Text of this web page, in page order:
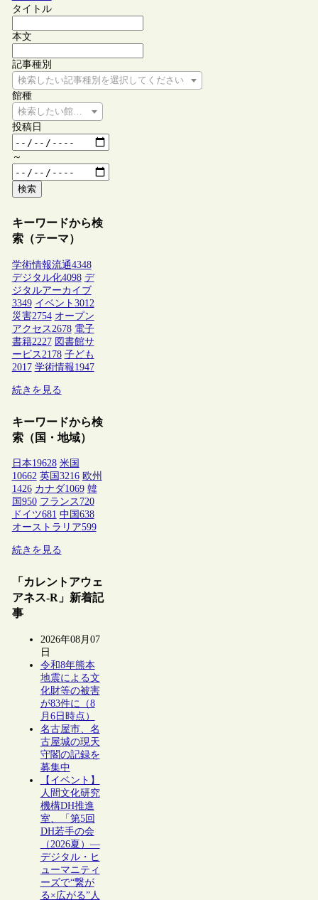
タイトル
本文
記事種別
検索したい記事種別を選択してください
館種
検索したい館種を選択してください
投稿日
～
検索
キーワードから検
索（テーマ）
学術情報流通4348
デジタル化4098 デ
ジタルアーカイブ
3349 イベント 3012
災害2754 オープン
アクセス 2678 電子
書籍2227 図書館サ
ービス 2178 子ども
2017 学術情報1947
続きを見る
キーワードから検
索（国・地域）
日本19628 米国
10662 英国 3216 欧州
1426 カナダ1069 韓
国 950 フランス 720
ドイツ681 中国 638
オーストラリア599
続きを見る
「カレントアウェ
アネス-R」新着記
事
2026年08月07
日
令和8年熊本
地震による文
化財等の被害
が83件に（8
月6日時点）
名古屋市、名
古屋城の現天
守閣の記録を
募集中
【イベント】
人間文化研究
機構DH推進
室、「第5回
DH若手の会
（2026夏）―
デジタル・ヒ
ューマニティ
ーズで“繋が
る×広がる”人